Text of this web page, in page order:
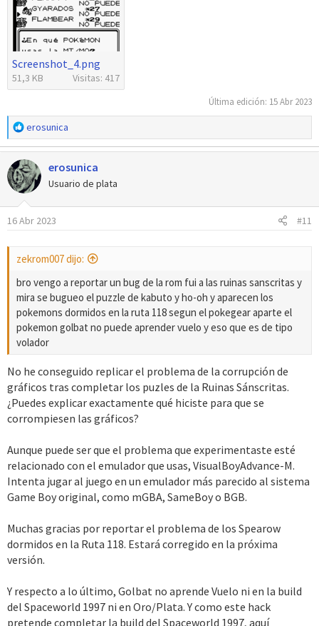
Screenshot_4.png
51,3 KB Visitas: 417
Última edición: 15 Abr 2023
R
e
a
c
c
i
o
n
:
erosunica
erosunica
Usuario de plata
16 Abr 2023 #11
zekrom007 dijo:
bro vengo a reportar un bug de la rom fui a las ruinas sanscritas y
mira se bugueo el puzzle de kabuto y ho-oh y aparecen los
pokemons dormidos en la ruta 118 segun el pokegear aparte el
pokemon golbat no puede aprender vuelo y eso que es de tipo
volador
No he conseguido replicar el problema de la corrupción de
gráficos tras completar los puzles de la Ruinas Sánscritas.
¿Puedes explicar exactamente qué hiciste para que se
corrompiesen las gráficos?
Aunque puede ser que el problema que experimentaste esté
relacionado con el emulador que usas, VisualBoyAdvance-M.
Intenta jugar al juego en un emulador más parecido al sistema
Game Boy original, como mGBA, SameBoy o BGB.
Muchas gracias por reportar el problema de los Spearow
dormidos en la Ruta 118. Estará corregido en la próxima
versión.
Y respecto a lo último, Golbat no aprende Vuelo ni en la build
del Spaceworld 1997 ni en Oro/Plata. Y como este hack
pretende completar la build del Spaceworld 1997, aquí